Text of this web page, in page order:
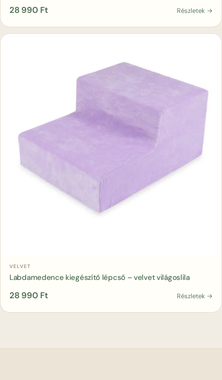
28 990 Ft Részletek →
Kosárba
VELVET
Labdamedence kiegészítő lépcső – velvet világoslila
28 990 Ft Részletek →